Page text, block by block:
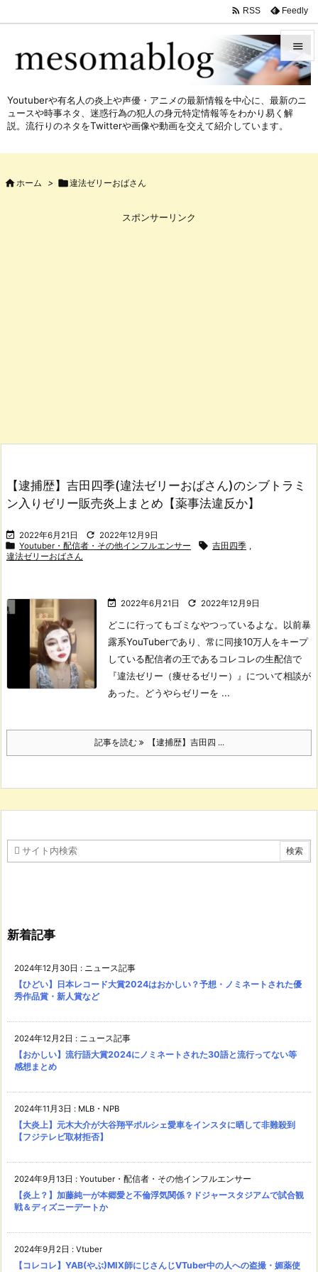



 RSS Feedly
Youtuberや有名人の炎上や声優・アニメの最新情報を中心に、最新のニ
ュースや時事ネタ、迷惑行為の犯人の身元特定情報等をわかり易く解
説。流行りのネタをTwitterや画像や動画を交えて紹介しています。
 ホーム > 違法ゼリーおばさん
スポンサーリンク
【逮捕歴】吉田四季(違法ゼリーおばさん)のシブトラミ
ン入りゼリー販売炎上まとめ【薬事法違反か】
 2022年6月21日  2022年12月9日
 Youtuber・配信者・その他インフルエンサー  吉田四季 ,
違法ゼリーおばさん
 2022年6月21日  2022年12月9日
どこに行ってもゴミなやつっているよな。 以前暴
露系YouTuberであり、常に同接10万人をキープ
している配信者の王であるコレコレの生配信で
『違法ゼリー（痩せるゼリー）』について相談が
あった。
どうやらゼリーを ...
記事を読む 【逮捕歴】吉田四 ...
新着記事
2024年12月30日 : ニュース記事
【ひどい】日本レコード大賞2024はおかしい？予想・ノミネートされた優
秀作品賞・新人賞など
2024年12月2日 : ニュース記事
【おかしい】流行語大賞2024にノミネートされた30語と流行ってない等
感想まとめ
2024年11月3日 : MLB・NPB
【大炎上】元木大介が大谷翔平ポルシェ愛車をインスタに晒して非難殺到
【フジテレビ取材拒否】
2024年9月13日 : Youtuber・配信者・その他インフルエンサー
【炎上？】加藤純一が本郷愛と不倫浮気関係？ドジャースタジアムで試合観
戦＆ディズニーデートか
2024年9月2日 : Vtuber
【コレコレ】YAB(やぶ)MIX師にじさんじVTuber中の人への盗撮・媚薬使